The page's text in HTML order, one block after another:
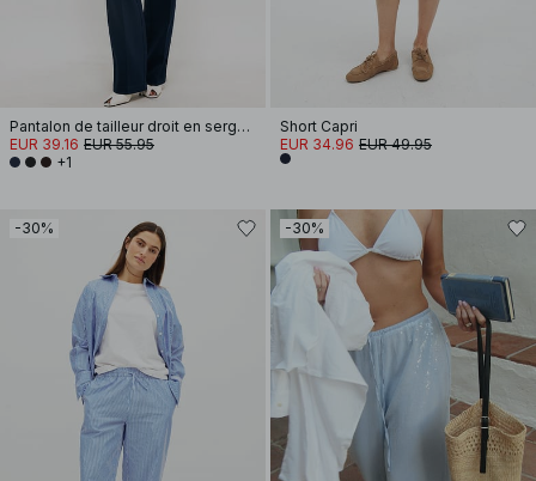
Pantalon de tailleur droit en sergé à taille mi-haute
EUR 39.16 EUR 55.95
+1
Short Capri
EUR 34.96 EUR 49.95
-30% -30%